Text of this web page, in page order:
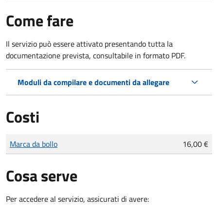
Come fare
Il servizio può essere attivato presentando tutta la
documentazione prevista, consultabile in formato PDF.
Moduli da compilare e documenti da allegare
Costi
Tipo di pagamento
Importo
Marca da bollo 16,00 €
Cosa serve
Per accedere al servizio, assicurati di avere: